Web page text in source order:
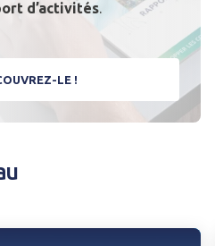
d’activités.
LE !